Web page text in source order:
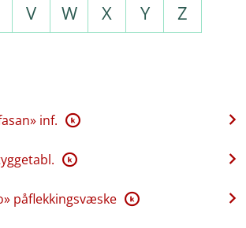
V W X Y Z
inf. K
K
påflekkingsvæske K